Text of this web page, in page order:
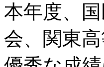
本年度、
会、関東